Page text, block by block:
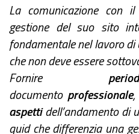
La comunicazione con
gestione del suo sito
fondamentale nel lavoro
che non deve essere
Fornire
documento professionale,
aspettidell’andamento di
quid che differenzia una